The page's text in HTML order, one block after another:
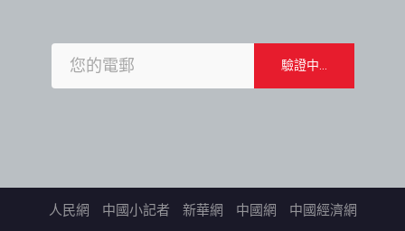
人民網 中國小記者 新華網 中國網 中國經濟網